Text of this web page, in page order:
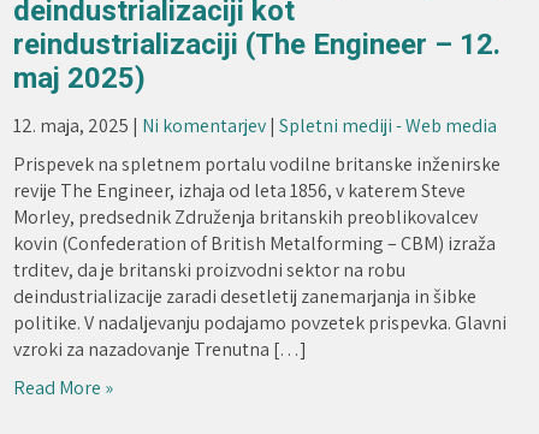
deindustrializaciji kot
reindustrializaciji (The Engineer – 12.
maj 2025)
12. maja, 2025 | Ni komentarjev|Spletni mediji - Web media
Prispevek na spletnem portalu vodilne britanske inženirske
revije The Engineer, izhaja od leta 1856, v katerem Steve
Morley, predsednik Združenja britanskih preoblikovalcev
kovin (Confederation of British Metalforming – CBM) izraža
trditev, da je britanski proizvodni sektor na robu
deindustrializacije zaradi desetletij zanemarjanja in šibke
politike. V nadaljevanju podajamo povzetek prispevka. Glavni
vzroki za nazadovanje Trenutna […]
Read More »